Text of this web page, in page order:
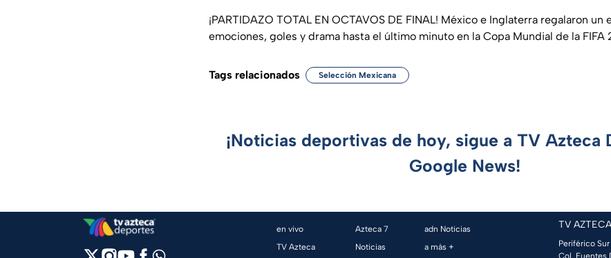
¡PARTIDAZO TOTAL EN OCTAVOS DE FINAL! México e Inglaterra regalaron
emociones, goles y drama hasta el último minuto en la Copa Mundial de la FIFA
Tags relacionados Selección Mexicana
¡Noticias deportivas de hoy, sigue a TV Azteca
Google News!
en vivo
TV Azteca
Azteca 7
Noticias
adn Noticias
a más +
TV AZTECA
Periférico Sur
Col. Fuentes